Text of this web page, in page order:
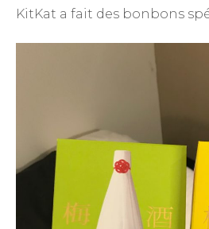
KitKat a fait des bonbons